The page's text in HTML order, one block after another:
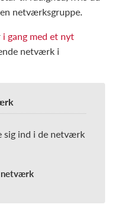
netværksgruppe.
i gang med et nyt
netværk i
sig ind i de netværk
netværk